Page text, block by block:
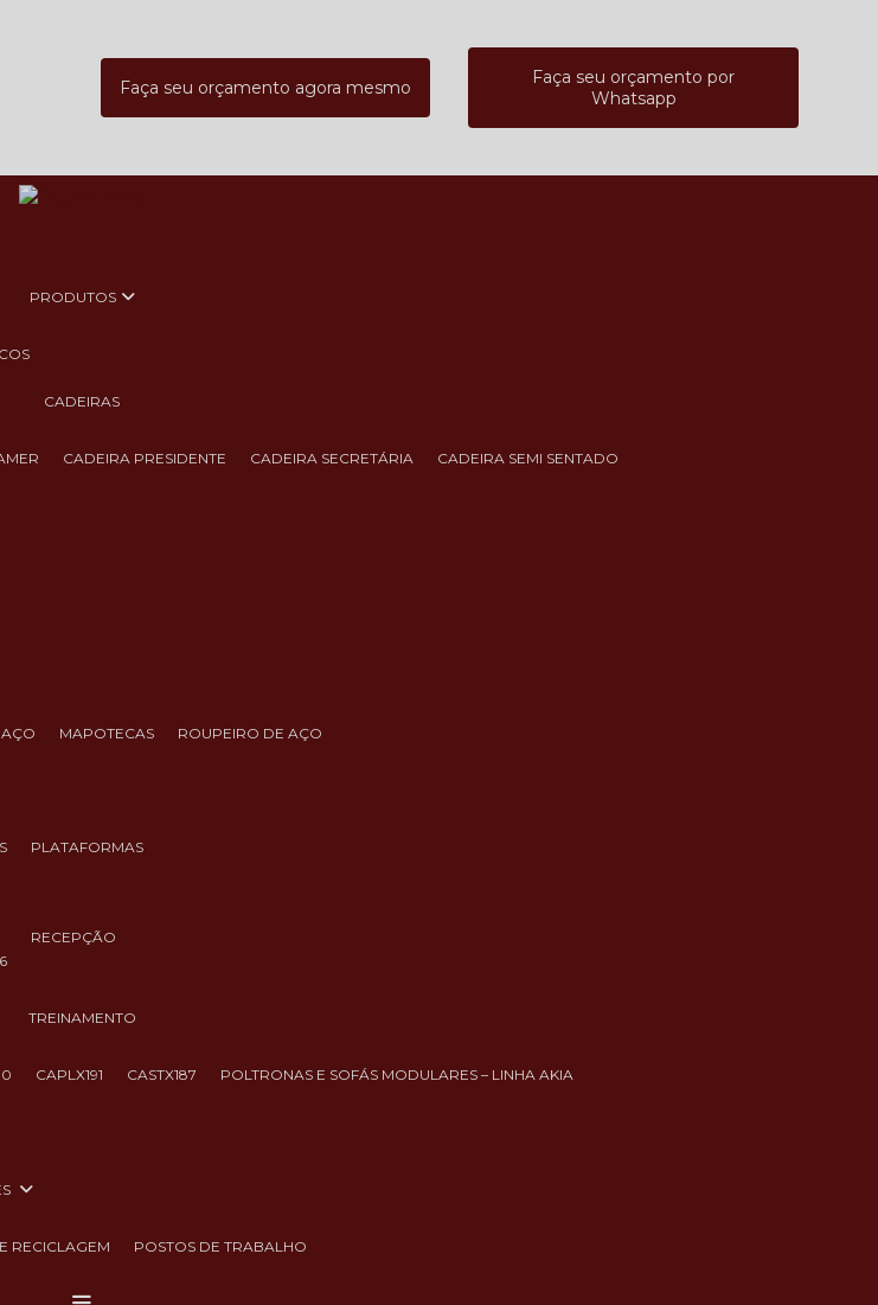
Faça seu orçamento agora mesmo
Faça seu orçamento por
Whatsapp
PRODUTOS
CADEIRAS
CADEIRA PRESIDENTE CADEIRA SECRETÁRIA CADEIRA SEMI SENTADO
AÇO MAPOTECAS ROUPEIRO DE AÇO
PLATAFORMAS
RECEPÇÃO
TREINAMENTO
CAPLX191 CASTX187 POLTRONAS E SOFÁS MODULARES – LINHA AKIA
RECICLAGEM POSTOS DE TRABALHO